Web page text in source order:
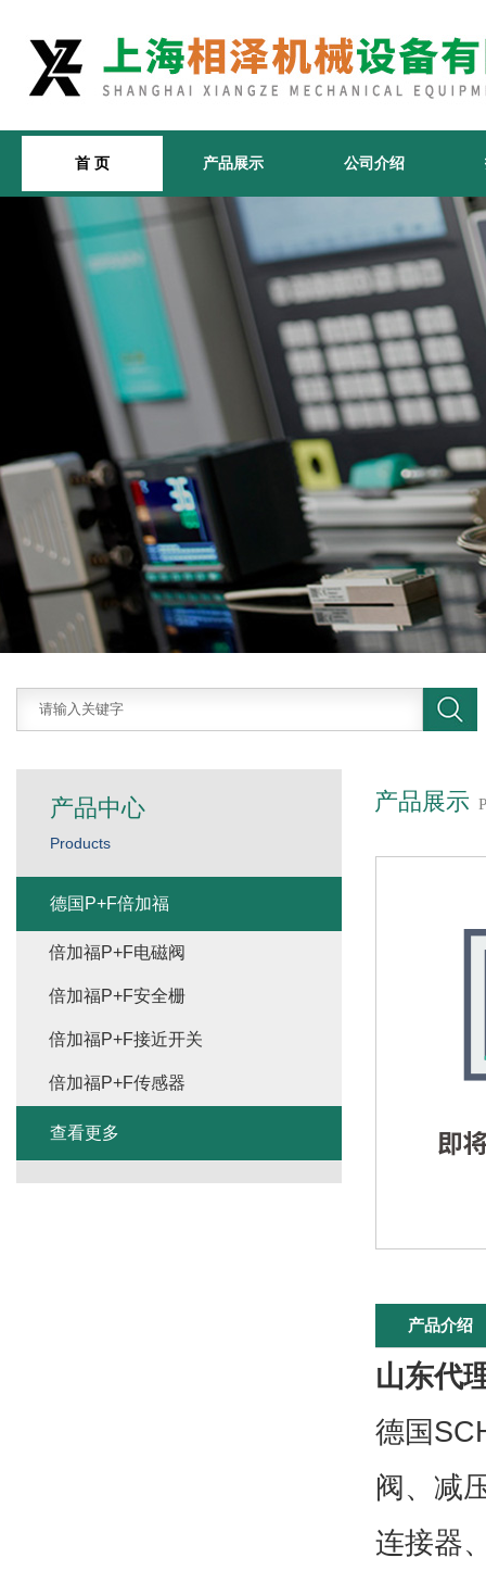
首 页 产品展示 公司介绍
产品展示
产品介绍
山东代
德国
阀、减
连接器
产品中心
Products
德国P+F倍加福
倍加福P+F电磁阀
倍加福P+F安全栅
倍加福P+F接近开关
倍加福P+F传感器
查看更多